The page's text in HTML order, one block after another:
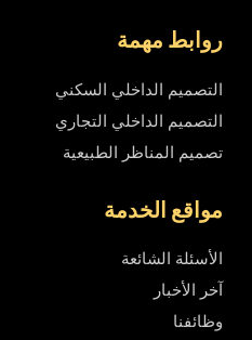
روابط مهمة
التصميم الداخلي السكني
التصميم الداخلي التجاري
تصميم المناظر الطبيعية
مواقع الخدمة
الأسئلة الشائعة
آخر الأخبار
وظائفنا